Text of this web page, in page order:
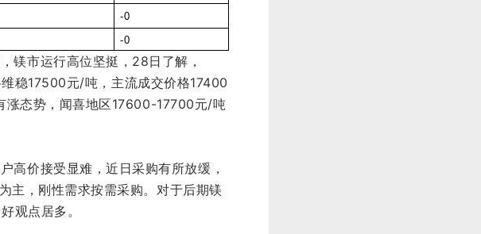
-0
-0
镁市运行高位坚挺，28日了解，
稳17500元/吨，主流成交价格17400
涨态势，闻喜地区17600-17700元/吨
高价接受显难，近日采购有所放缓，
主，刚性需求按需采购。对于后期镁
观点居多。